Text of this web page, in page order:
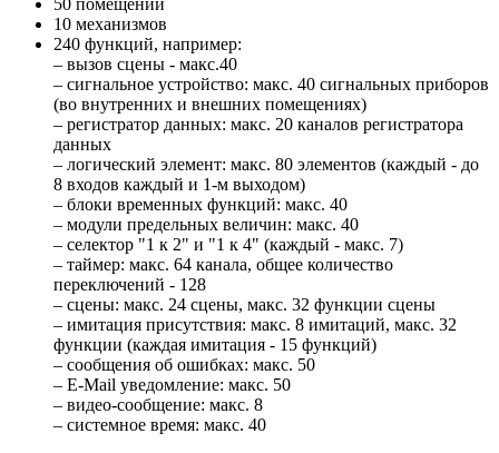
10 механизмов
240 функций, например:
– вызов сцены - макс.40
– сигнальное устройство: макс. 40 сигнальных приборов
(во внутренних и внешних помещениях)
– регистратор данных: макс. 20 каналов регистратора
данных
– логический элемент: макс. 80 элементов (каждый - до
8 входов каждый и 1-м выходом)
– блоки временных функций: макс. 40
– модули предельных величин: макс. 40
– селектор "1 к 2" и "1 к 4" (каждый - макс. 7)
– таймер: макс. 64 канала, общее количество
переключений - 128
– сцены: макс. 24 сцены, макс. 32 функции сцены
– имитация присутствия: макс. 8 имитаций, макс. 32
функции (каждая имитация - 15 функций)
– сообщения об ошибках: макс. 50
– E-Mail уведомление: макс. 50
– видео-сообщение: макс. 8
– системное время: макс. 40